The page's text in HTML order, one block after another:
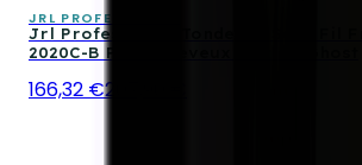
JRL PROFESSIONAL
Jrl Professional Tondeuse Sans Fil
2020C-B Pour Cheveux Édition Ghost
166,32 €207,90 €